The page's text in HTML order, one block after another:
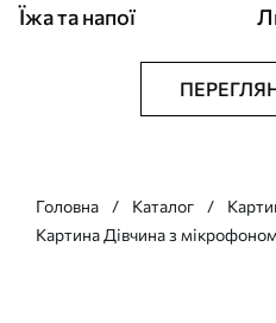
Їжа та напої
Головна Каталог
Картина Дівчина з